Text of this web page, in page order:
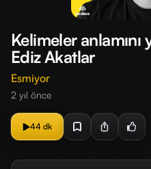
Kelimeler
Ediz Akatlar
Esmiyor
2 yıl önce
44 dk